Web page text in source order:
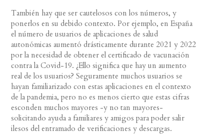
También hay que ser cautelosos con los números, y
ponerlos en su debido contexto. Por ejemplo, en España
el número de usuarios de aplicaciones de salud
autonómicas aumentó drásticamente durante 2021 y 2022
por la necesidad de obtener el certificado de vacunación
contra la Covid-19. ¿Ello significa que hay un aumento
real de los usuarios? Seguramente muchos usuarios se
hayan familiarizado con estas aplicaciones en el contexto
de la pandemia, pero no es menos cierto que estas cifras
esconden muchos mayores -y no tan mayores-
solicitando ayuda a familiares y amigos para poder salir
ilesos del entramado de verificaciones y descargas.